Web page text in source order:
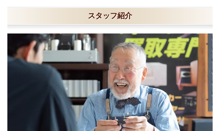
スタッフ紹介